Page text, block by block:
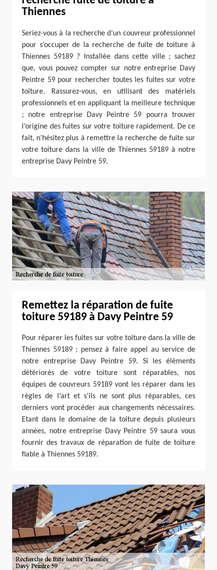
Thiennes
Seriez-vous à la recherche d’un couvreur professionnel
pour s’occuper de la recherche de fuite de toiture à
Thiennes 59189 ? Installée dans cette ville ; sachez
que, vous pouvez compter sur notre entreprise Davy
Peintre 59 pour rechercher toutes les fuites sur votre
toiture. Rassurez-vous, en utilisant des matériels
professionnels et en appliquant la meilleure technique
; notre entreprise Davy Peintre 59 pourra trouver
l’origine des fuites sur votre toiture rapidement. De ce
fait, n’hésitez plus à remettre la recherche de fuite sur
votre toiture dans la ville de Thiennes 59189 à notre
entreprise Davy Peintre 59.
Remettez la réparation de fuite
toiture 59189 à Davy Peintre 59
Pour réparer les fuites sur votre toiture dans la ville de
Thiennes 59189 ; pensez à faire appel au service de
notre entreprise Davy Peintre 59. Si les éléments
détériorés de votre toiture sont réparables, nos
équipes de couvreurs 59189 vont les réparer dans les
règles de l’art et s’ils ne sont plus réparables, ces
derniers vont procéder aux changements nécessaires.
Etant dans le domaine de la toiture depuis plusieurs
années, notre entreprise Davy Peintre 59 saura vous
fournir des travaux de réparation de fuite de toiture
fiable à Thiennes 59189.